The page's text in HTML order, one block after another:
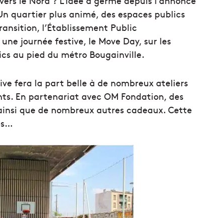
quartier plus animé, des espaces publics
l’Établissement Public
journée festive, le Move Day, sur les
au pied du métro Bougainville.
fera la part belle à de nombreux ateliers
En partenariat avec OM Fondation, des
que de nombreux autres cadeaux. Cette